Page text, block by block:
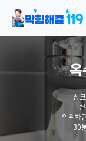
싱
악취차
30